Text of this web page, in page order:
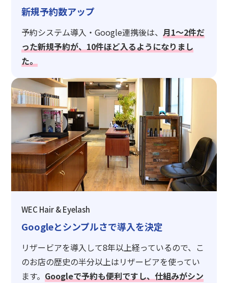
新規予約数アップ
予約システム導入・Google連携後は、 月1〜2件だ
った新規予約が、10件ほど入るようになりまし
た。
WEC Hair & Eyelash
Googleとシンプルさで導入を決定
リザービアを導入して8年以上経っているので、こ
のお店の歴史の半分以上はリザービアを使ってい
ます。Googleで予約も便利ですし、仕組みがシン